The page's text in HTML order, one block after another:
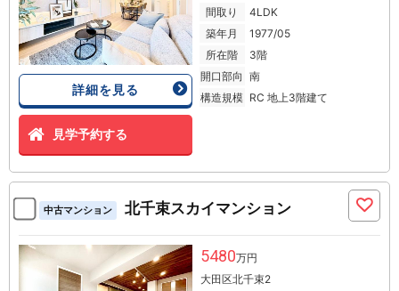
詳細を見る
見学予約する
間取り
4LDK
築年月
1977/05
所在階
3階
開口部向 南
構造規模 RC 地上3階建て
中古マンション 北千束スカイマンション
5480万円
大田区北千束2